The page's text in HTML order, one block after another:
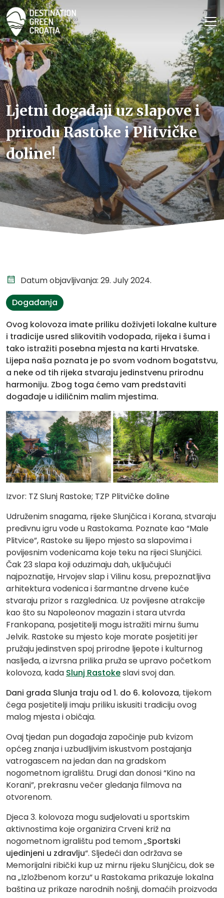
Ljetni događaji uz slapove i
prirodu Rastoke i Plitvičke
doline!
Datum objavljivanja: 29. July 2024.
Događanja
Ovog kolovoza imate priliku doživjeti lokalne kulture
i tradicije usred slikovitih vodopada, rijeka i šuma i
tako istražiti posebna mjesta na karti Hrvatske.
Lijepa naša poznata je po svom vodnom bogatstvu,
a neke od tih rijeka stvaraju jedinstvenu prirodnu
harmoniju. Zbog toga ćemo vam predstaviti
događaje u idiličnim malim mjestima.
Izvor: TZ Slunj Rastoke; TZP Plitvičke doline
Udruženim snagama, rijeke Slunjčica i Korana, stvaraju
predivnu igru vode u Rastokama. Poznate kao “Male
Plitvice”, Rastoke su lijepo mjesto sa slapovima i
povijesnim vodenicama koje teku na rijeci Slunjčici.
Čak 23 slapa koji oduzimaju dah, uključujući
najpoznatije, Hrvojev slap i Vilinu kosu, prepoznatljiva
arhitektura vodenica i šarmantne drvene kuće
stvaraju prizor s razglednica. Uz povijesne atrakcije
kao što su Napoleonov magazin i stara utvrda
Frankopana, posjetitelji mogu istražiti mirnu šumu
Jelvik. Rastoke su mjesto koje morate posjetiti jer
pružaju jedinstven spoj prirodne ljepote i kulturnog
nasljeđa, a izvrsna prilika pruža se upravo početkom
kolovoza, kada Slunj Rastokeslavi svoj dan.
Dani grada Slunja traju od 1. do 6. kolovoza, tijekom
čega posjetitelji imaju priliku iskusiti tradiciju ovog
malog mjesta i običaja.
Ovaj tjedan pun događaja započinje pub kvizom
općeg znanja i uzbudljivim iskustvom postajanja
vatrogascem na jedan dan na gradskom
nogometnom igralištu. Drugi dan donosi “Kino na
Korani”, prekrasnu večer gledanja filmova na
otvorenom.
Djeca 3. kolovoza mogu sudjelovati u sportskim
aktivnostima koje organizira Crveni križ na
nogometnom igralištu pod temom „Sportski
ujedinjeni u zdravlju“. Sljedeći dan održava se
Memorijalni ribički kup uz mirnu rijeku Slunjčicu, dok se
na „Izložbenom korzu“ u Rastokama prikazuje lokalna
baština uz prikaze narodnih nošnji, domaćih proizvoda